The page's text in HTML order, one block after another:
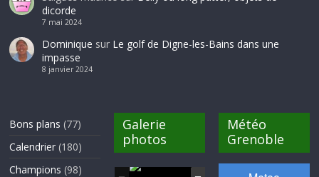
dicorde
7 mai 2024
Dominique sur Le golf de Digne-les-Bains dans une
impasse
8 janvier 2024
Bons plans (77)
Calendrier (180)
Champions (98)
Galerie
photos
Météo
Grenoble